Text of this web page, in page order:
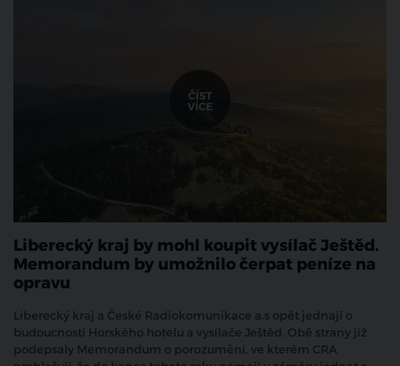
Liberecký kraj by mohl koupit vysílač Ještěd.
Memorandum by umožnilo čerpat peníze na
opravu
Liberecký kraj a České Radiokomunikace a.s opět jednají o
budoucnosti Horského hotelu a vysílače Ještěd. Obě strany již
podepsaly Memorandum o porozumění, ve kterém CRA